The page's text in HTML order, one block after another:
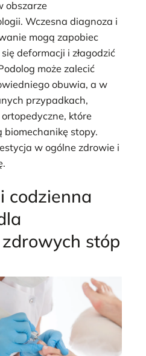
obszarze
Wczesna diagnoza i
mogą zapobiec
deformacji i złagodzić
może zalecić
obuwia, a w
przypadkach,
które
stopy.
w ogólne zdrowie i
codzienna
stóp